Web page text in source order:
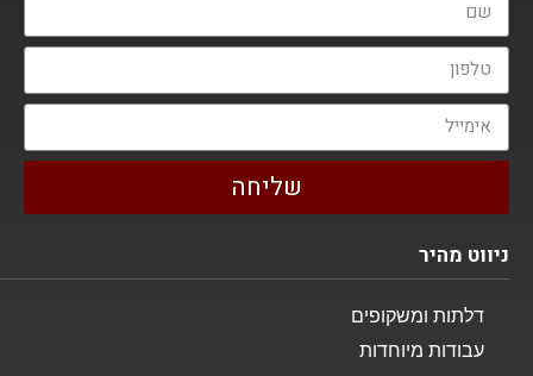
שליחה
ניווט מהיר
דלתות ומשקופים
עבודות מיוחדות